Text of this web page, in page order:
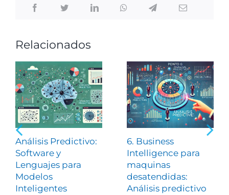
Relacionados
Análisis Predictivo:
Software y
Lenguajes para
Modelos
Inteligentes
6. Business
Intelligence para
maquinas
desatendidas:
Análisis predictivo